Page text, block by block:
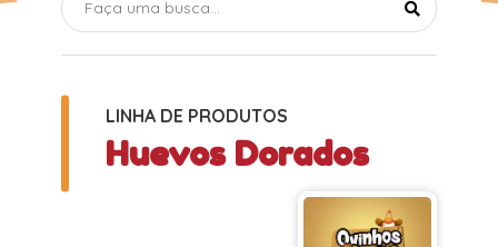
LINHA DE PRODUTOS
Huevos Dorados